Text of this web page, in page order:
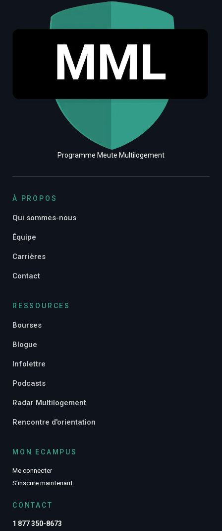
Programme Meute Multilogement
À PROPOS
Qui sommes-nous
Équipe
Carrières
Contact
RESSOURCES
Bourses
Blogue
Infolettre
Podcasts
Radar Multilogement
Rencontre d'orientation
MON ECAMPUS
Me connecter
S’inscrire maintenant
CONTACT
1 877 350-8673